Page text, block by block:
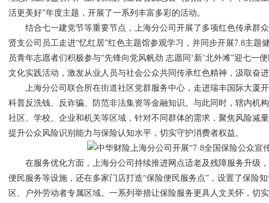
活更美好”年度主题，开展了一系列丰富多彩的活动。
结合七一建党节等重要节点，上海分公司开展了多项红色传承群
贤支公司员工走进“忆红居”红色主题馆参观学习，并同步开展7.8主题
员青年志愿者们积极参与“先锋向党风帆劲 志愿同‘新’北外滩”迎七一
文化实践活动，激发从业人员与社会公众共同传承红色精神，汲取奋
上海分公司联合所在街道社区党群服务中心，走进瑞丰国际大厦
科普反洗钱、反诈骗、防范非法集资等金融知识。与此同时，辖内机
社区、学校、企业和机关等区域，针对不同群体的需求，聚焦风险减
提升公众风险识别能力与保险认知水平，切实守护消费者权益。
在服务优化方面，上海分公司持续推进网点适老及残障服务升级
便民服务等设施，还在多家门店打造“保险便民服务点”，设置了保险
区、户外劳动者专属区域。一系列举措让保险服务更具人文关怀，切